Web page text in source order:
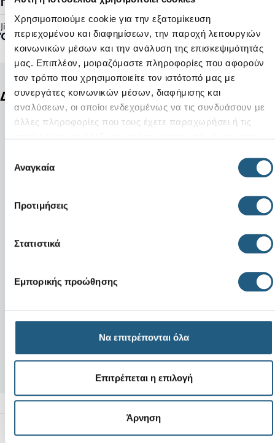
Χρησιμοποιούμε cookie για την εξατομίκευση
περιεχομένου και διαφημίσεων, την παροχή λειτουργιών
κοινωνικών μέσων και την ανάλυση της επισκεψιμότητάς
μας. Επιπλέον, μοιραζόμαστε πληροφορίες που αφορούν
τον τρόπο που χρησιμοποιείτε τον ιστότοπό μας με
συνεργάτες κοινωνικών μέσων, διαφήμισης και
αναλύσεων, οι οποίοι ενδεχομένως να τις συνδυάσουν με
άλλες πληροφορίες που τους έχετε παραχωρήσει ή τις
συγκατάθεσης
Αναγκαία
Προτιμήσεις
Στατιστικά
Εμπορικής προώθησης
Να επιτρέπονται όλα
Επιτρέπεται η επιλογή
Άρνηση
Jibbitz™ Ready:
Όχι
Δείτε ακόμη
Νέο
Crocband Cruiser Sandal K-Blue
+4
Animal Crossing
Αποστολές Προϊόντων